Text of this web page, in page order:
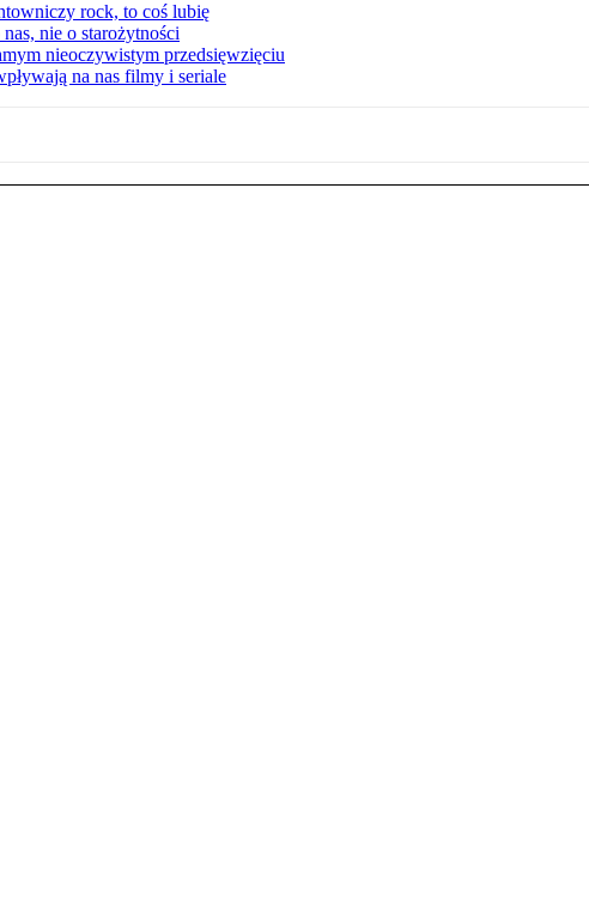
rock, to coś lubię
nie o starożytności
nieoczywistym przedsięwzięciu
na nas filmy i seriale